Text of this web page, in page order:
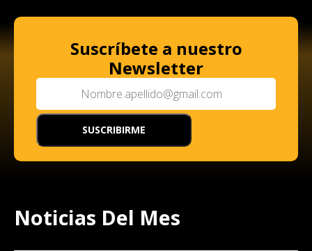
Suscríbete a nuestro
Newsletter
Noticias Del Mes